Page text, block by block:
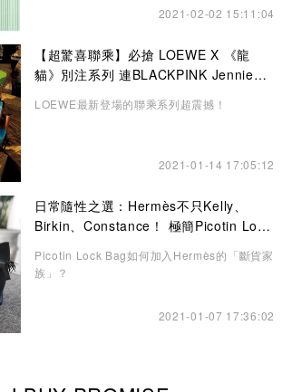
2021-02-02 15:11:04
【超驚喜聯乘】必搶 LOEWE X 《龍
貓》別注系列 連BLACKPINK Jennie也
LOEWE最新登場的聯乘系列超震撼！
2021-01-14 17:05:12
日常隨性之選：Hermès不只Kelly、
Birkin、Constance！ 極簡Picotin Lock
Picotin Lock Bag如何加入Hermès的「斷貨家
族」？
2021-01-07 17:36:02